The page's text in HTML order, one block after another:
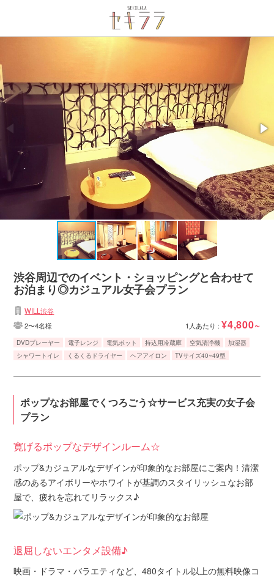
渋谷周辺でのイベント・ショッピングと合わせて
お泊まり◎カジュアル女子会プラン
WILL渋谷
2〜4名様
1人あたり :¥4,800~
DVDプレーヤー 電子レンジ 電気ポット 持込用冷蔵庫 空気清浄機
加湿器
シャワートイレ
くるくるドライヤー ヘアアイロン TVサイズ40~49型
ポップなお部屋でくつろごう☆サービス充実の女子会
プラン
寛げるポップなデザインルーム☆
ポップ&カジュアルなデザインが印象的なお部屋にご案内！清潔
感のあるアイボリーやホワイトが基調のスタイリッシュなお部
屋で、疲れを忘れてリラックス♪
退屈しないエンタメ設備♪
映画・ドラマ・バラエティなど、480タイトル以上の無料映像コ